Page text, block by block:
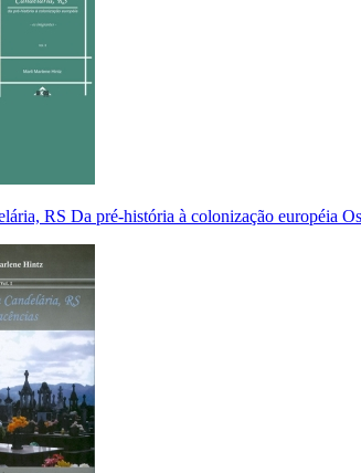
RS Da pré-história à colonização européia